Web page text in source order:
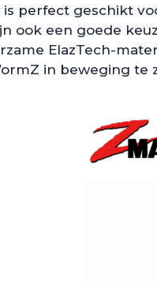
perfect geschikt
ook een goede
ElazTech-
in beweging